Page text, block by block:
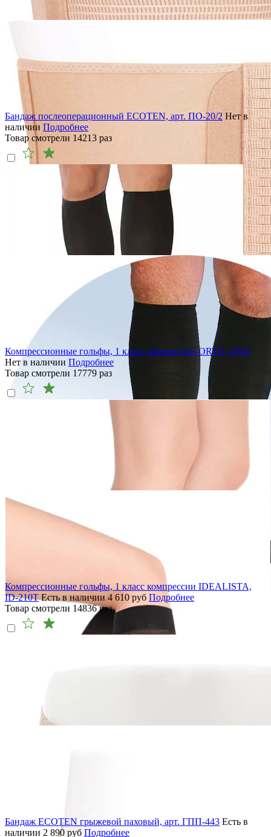
Бандаж послеоперационный ECOTEN, арт. ПО-20/2 Нет в
наличии Подробнее
Товар смотрели 14213 раз
Компрессионные гольфы, 1 класс компрессии ORTO, 4314
Нет в наличии Подробнее
Товар смотрели 17779 раз
Компрессионные гольфы, 1 класс компрессии IDEALISTA,
ID-210T Есть в наличии 4 610 руб Подробнее
Товар смотрели 14836раз
Бандаж ECOTEN грыжевой паховый, арт. ГПП-443 Есть в
наличии 2 890 руб Подробнее